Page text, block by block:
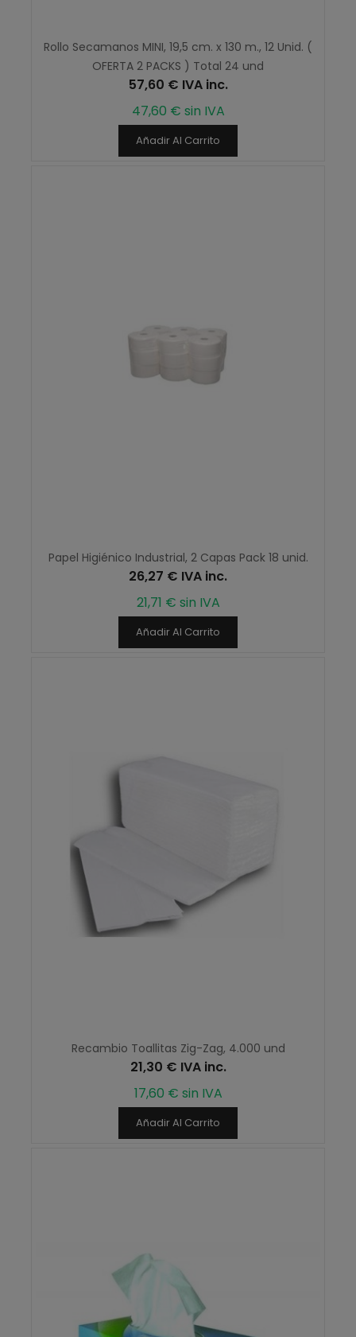
Rollo Secamanos MINI, 19,5 cm. x 130 m., 12 Unid. (
OFERTA 2 PACKS ) Total 24 und
57,60 € IVA inc.
47,60 € sin IVA
Añadir Al Carrito
Papel Higiénico Industrial, 2 Capas Pack 18 unid.
26,27 € IVA inc.
21,71 € sin IVA
Añadir Al Carrito
Recambio Toallitas Zig-Zag, 4.000 und
21,30 € IVA inc.
17,60 € sin IVA
Añadir Al Carrito